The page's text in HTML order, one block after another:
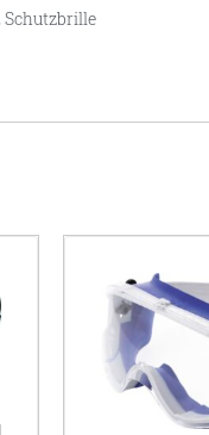
Schutzbrille